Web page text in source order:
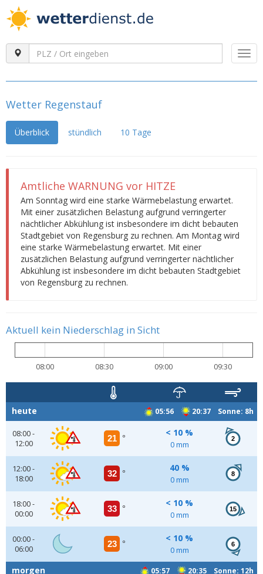
Wetter Regenstauf
Überblick stündlich 10 Tage
Amtliche WARNUNG vor HITZE
Am Sonntag wird eine starke Wärmebelastung erwartet.
Mit einer zusätzlichen Belastung aufgrund verringerter
nächtlicher Abkühlung ist insbesondere im dicht bebauten
Stadtgebiet von Regensburg zu rechnen. Am Montag wird
eine starke Wärmebelastung erwartet. Mit einer
zusätzlichen Belastung aufgrund verringerter nächtlicher
Abkühlung ist insbesondere im dicht bebauten Stadtgebiet
von Regensburg zu rechnen.
Aktuell kein Niederschlag in Sicht
08:00 08:30 09:00 09:30
05:56 20:37 Sonne: 8h
heute
08:00 -
12:00
21 °
< 10 %
0 mm
2
12:00 -
18:00
32 °
40 %
0 mm
8
18:00 -
00:00
33 °
< 10 %
0 mm
15
00:00 -
06:00
23 °
< 10 %
0 mm
6
05:57 20:35 Sonne: 12h
morgen